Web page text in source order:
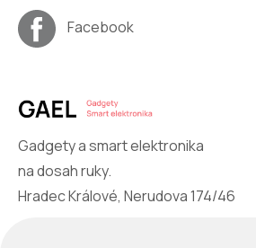
Facebook
Gadgety a smart elektronika
na dosah ruky.
Hradec Králové, Nerudova 174/46